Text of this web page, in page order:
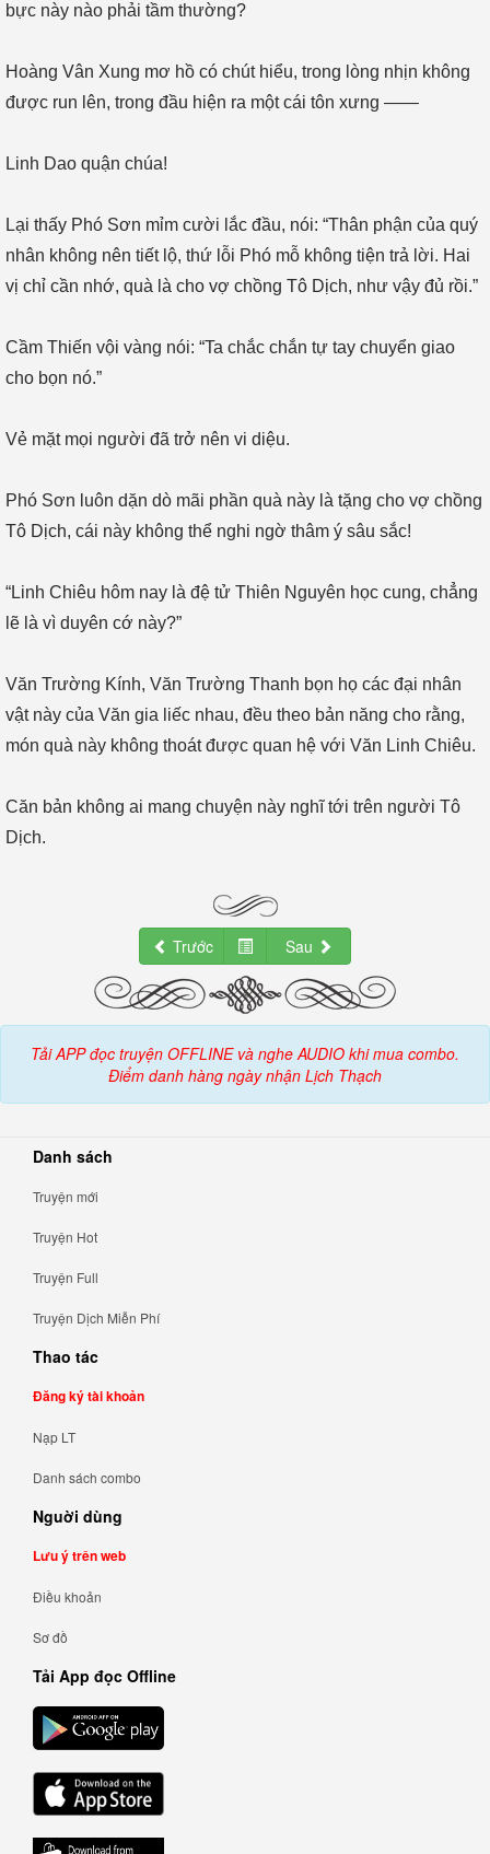
bực này nào phải tầm thường?
Hoàng Vân Xung mơ hồ có chút hiểu, trong lòng nhịn không
được run lên, trong đầu hiện ra một cái tôn xưng ——
Linh Dao quận chúa!
Lại thấy Phó Sơn mỉm cười lắc đầu, nói: “Thân phận của quý
nhân không nên tiết lộ, thứ lỗi Phó mỗ không tiện trả lời. Hai
vị chỉ cần nhớ, quà là cho vợ chồng Tô Dịch, như vậy đủ rồi.”
Cầm Thiến vội vàng nói: “Ta chắc chắn tự tay chuyển giao
cho bọn nó.”
Vẻ mặt mọi người đã trở nên vi diệu.
Phó Sơn luôn dặn dò mãi phần quà này là tặng cho vợ chồng
Tô Dịch, cái này không thể nghi ngờ thâm ý sâu sắc!
“Linh Chiêu hôm nay là đệ tử Thiên Nguyên học cung, chẳng
lẽ là vì duyên cớ này?”
Văn Trường Kính, Văn Trường Thanh bọn họ các đại nhân
vật này của Văn gia liếc nhau, đều theo bản năng cho rằng,
món quà này không thoát được quan hệ với Văn Linh Chiêu.
Căn bản không ai mang chuyện này nghĩ tới trên người Tô
Dịch.
Trước Sau
Tải APP đọc truyện OFFLINE và nghe AUDIO khi mua combo.
Điểm danh hàng ngày nhận Lịch Thạch
Danh sách
Truyện mới
Truyện Hot
Truyện Full
Truyện Dịch Miễn Phí
Thao tác
Đăng ký tài khoản
Nạp LT
Danh sách combo
Nguời dùng
Lưu ý trên web
Điều khoản
Sơ đồ
Tải App đọc Offline